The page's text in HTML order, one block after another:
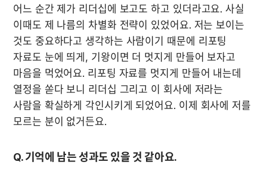
어느 순간 제가 리더십에 보고도 하고 있더라고요. 사실
이때도 제 나름의 차별화 전략이 있었어요. 저는 보이는
것도 중요하다고 생각하는 사람이기 때문에 리포팅
자료도 눈에 띄게, 기왕이면 더 멋지게 만들어 보자고
마음을 먹었어요. 리포팅 자료를 멋지게 만들어 내는데
열정을 쏟다 보니 리더십 그리고 이 회사에 저라는
사람을 확실하게 각인시키게 되었어요. 이제 회사에 저를
모르는 분이 없거든요.
Q. 기억에 남는 성과도 있을 것 같아요.